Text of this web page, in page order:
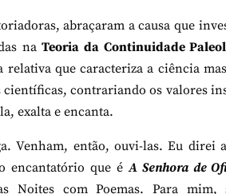
abraçaram a causa que
naTeoria da Continuidade
relativa que caracteriza a ciência
científicas, contrariando os valores
exalta e encanta.
Venham, então, ouvi-las. Eu direi
encantatório que éA Senhora de
Noites com Poemas. Para mim,